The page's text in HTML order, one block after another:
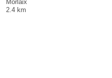
Morlaix
2.4 km